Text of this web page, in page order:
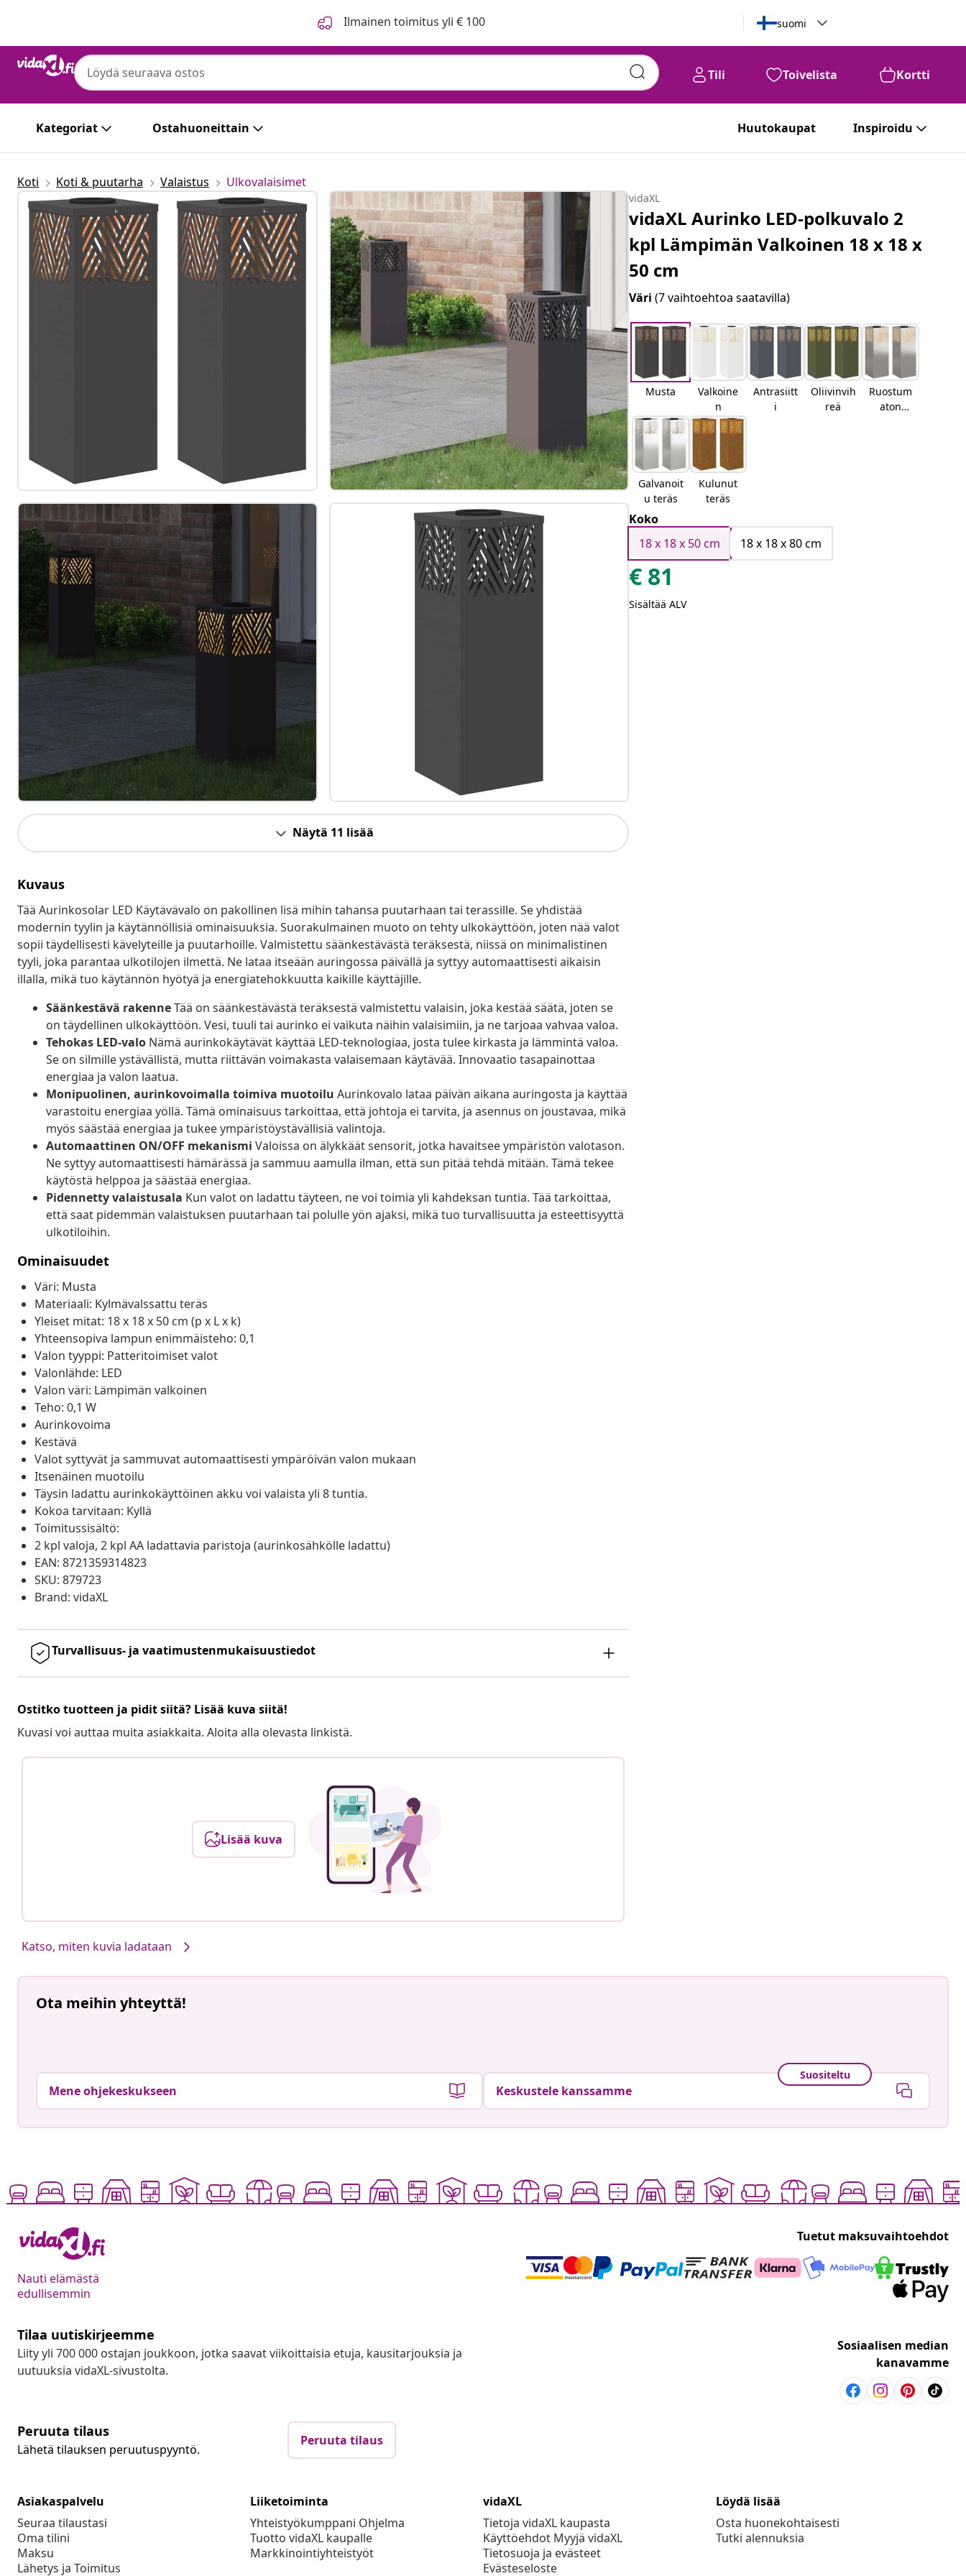
Ilmainen toimitus yli € 100 suomi
Tili Toivelista Kortti
Kategoriat Ostahuoneittain Huutokaupat Inspiroidu
Koti Koti & puutarha Valaistus Ulkovalaisimet
Näytä 11 lisää
Kuvaus
Tää Aurinkosolar LED Käytävävalo on pakollinen lisä mihin tahansa puutarhaan tai terassille. Se yhdistää
modernin tyylin ja käytännöllisiä ominaisuuksia. Suorakulmainen muoto on tehty ulkokäyttöön, joten nää valot
sopii täydellisesti kävelyteille ja puutarhoille. Valmistettu säänkestävästä teräksestä, niissä on minimalistinen
tyyli, joka parantaa ulkotilojen ilmettä. Ne lataa itseään auringossa päivällä ja syttyy automaattisesti aikaisin
illalla, mikä tuo käytännön hyötyä ja energiatehokkuutta kaikille käyttäjille.
Säänkestävä rakenneTää on säänkestävästä teräksestä valmistettu valaisin, joka kestää säätä, joten se
on täydellinen ulkokäyttöön. Vesi, tuuli tai aurinko ei vaikuta näihin valaisimiin, ja ne tarjoaa vahvaa valoa.
Tehokas LED-valo Nämä aurinkokäytävät käyttää LED-teknologiaa, josta tulee kirkasta ja lämmintä valoa.
Se on silmille ystävällistä, mutta riittävän voimakasta valaisemaan käytävää. Innovaatio tasapainottaa
energiaa ja valon laatua.
Monipuolinen, aurinkovoimalla toimiva muotoilu Aurinkovalo lataa päivän aikana auringosta ja käyttää
varastoitu energiaa yöllä. Tämä ominaisuus tarkoittaa, että johtoja ei tarvita, ja asennus on joustavaa, mikä
myös säästää energiaa ja tukee ympäristöystävällisiä valintoja.
Automaattinen ON/OFF mekanismi Valoissa on älykkäät sensorit, jotka havaitsee ympäristön valotason.
Ne syttyy automaattisesti hämärässä ja sammuu aamulla ilman, että sun pitää tehdä mitään. Tämä tekee
käytöstä helppoa ja säästää energiaa.
Pidennetty valaistusala Kun valot on ladattu täyteen, ne voi toimia yli kahdeksan tuntia. Tää tarkoittaa,
että saat pidemmän valaistuksen puutarhaan tai polulle yön ajaksi, mikä tuo turvallisuutta ja esteettisyyttä
ulkotiloihin.
Ominaisuudet
Väri: Musta
Materiaali: Kylmävalssattu teräs
Yleiset mitat: 18 x 18 x 50 cm (p x L x k)
Yhteensopiva lampun enimmäisteho: 0,1
Valon tyyppi: Patteritoimiset valot
Valonlähde: LED
Valon väri: Lämpimän valkoinen
Teho: 0,1 W
Aurinkovoima
Kestävä
Valot syttyvät ja sammuvat automaattisesti ympäröivän valon mukaan
Itsenäinen muotoilu
Täysin ladattu aurinkokäyttöinen akku voi valaista yli 8 tuntia.
Kokoa tarvitaan: Kyllä
Toimitussisältö:
2 kpl valoja, 2 kpl AA ladattavia paristoja (aurinkosähkölle ladattu)
EAN: 8721359314823
SKU: 879723
Brand: vidaXL
Turvallisuus- ja vaatimustenmukaisuustiedot
Ostitko tuotteen ja pidit siitä? Lisää kuva siitä!
Kuvasi voi auttaa muita asiakkaita. Aloita alla olevasta linkistä.
Lisää kuva
Katso, miten kuvia ladataan
vidaXL
vidaXL Aurinko LED-polkuvalo 2
kpl Lämpimän Valkoinen 18 x 18 x
50 cm
Väri(7 vaihtoehtoa saatavilla)
Musta
Valkoine
n
Antrasiitt
i
Oliivinvih
reä
Ruostum
aton
Galvanoit
u teräs
Kulunut
teräs
Koko
18 x 18 x 50 cm
18 x 18 x 80 cm
€ 81
Sisältää ALV
Ota meihin yhteyttä!
Mene ohjekeskukseen
Suositeltu
Keskustele kanssamme
Nauti elämästä
edullisemmin
Tuetut maksuvaihtoehdot
Tilaa uutiskirjeemme
Liity yli 700 000 ostajan joukkoon, jotka saavat viikoittaisia etuja, kausitarjouksia ja
uutuuksia vidaXL-sivustolta.
Sosiaalisen median
kanavamme
Peruuta tilaus
Lähetä tilauksen peruutuspyyntö.
Peruuta tilaus
Asiakaspalvelu
Seuraa tilaustasi
Oma tilini
Maksu
Lähetys ja Toimitus
Liiketoiminta
Yhteistyökumppani Ohjelma
Tuotto vidaXL kaupalle
Markkinointiyhteistyöt
vidaXL
Tietoja vidaXL kaupasta
Käyttöehdot Myyjä vidaXL
Tietosuoja ja evästeet
Evästeseloste
Löydä lisää
Osta huonekohtaisesti
Tutki alennuksia